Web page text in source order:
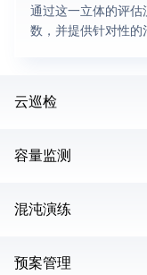
通过这一立体的评
数，并提供针对性的
云巡检
容量监测
混沌演练
预案管理